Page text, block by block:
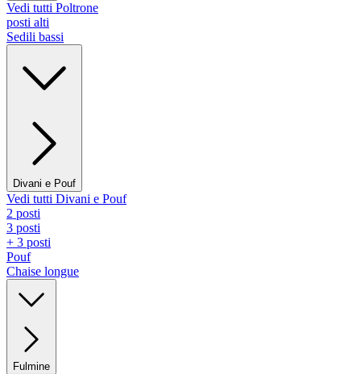
Vedi tutti Poltrone
posti alti
Sedili bassi
Divani e Pouf
Vedi tutti Divani e Pouf
2 posti
3 posti
+ 3 posti
Pouf
Chaise longue
Fulmine